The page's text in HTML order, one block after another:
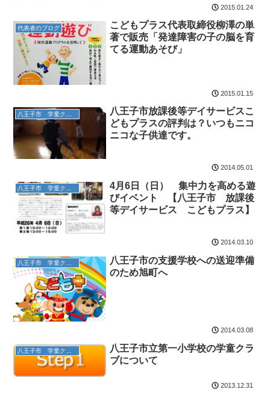
2015.01.24
代表者のブログ
こどもプラス代表取締役柳澤の単
著で販売「発達障害の子の脳を育
てる運動あそび」
2015.01.15
八王子市放課後等デイサービスこ
どもプラスの評判は？いつもニコ
ニコな子供達です。
2014.05.01
八王子市 学童クラブ
4月6日（日） 集中力を高める遊
びイベント 【八王子市 放課後
等デイサービス こどもプラス】
2014.03.10
八王子市の支援学校への送迎準備
のため旭町へ
2014.03.08
八王子市 学童クラブ
八王子市立第一小学校の学童クラ
ブについて
2013.12.31